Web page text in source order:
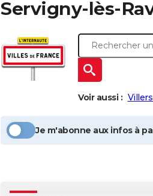
Servigny-lès-
Voir aussi :
Je m'abonne aux infos à